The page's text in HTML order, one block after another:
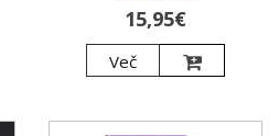
15,95€
Več